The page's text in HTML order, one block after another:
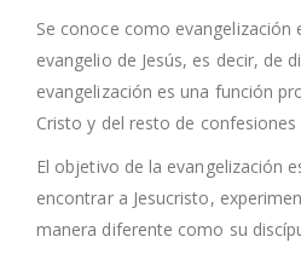
Se conoce como evangelización
evangelio de Jesús, es decir, de
evangelización es una función
Cristo​ y del resto de confesiones
El objetivo de la evangelización
encontrar a Jesucristo,
manera diferente como su